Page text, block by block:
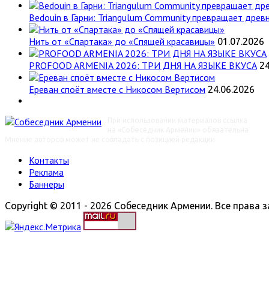
Bedouin в Гарни: Triangulum Community превращает
Нить от «Спартака» до «Спящей красавицы» 01.07.2026
PROFOOD ARMENIA 2026: ТРИ ДНЯ НА ЯЗЫКЕ ВКУСА
Ереван споёт вместе с Никосом Вертисом 24.06.2026
Контакты
Реклама
Баннеры
Copyright © 2011 - 2026 Собеседник Армении. Все права